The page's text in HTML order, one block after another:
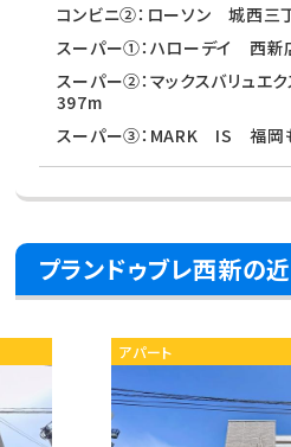
コンビニ②：ローソン 城西
スーパー①：ハローデイ 西
スーパー②：マックスバリュ
397m
スーパー③：MARK IS 福
プランドゥブレ西新の
アパート